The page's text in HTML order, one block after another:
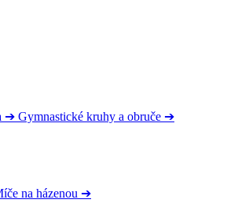
➔ Gymnastické kruhy a obruče ➔
na házenou ➔